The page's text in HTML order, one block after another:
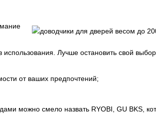
Лучше остановить свой
от ваших предпочтений;
можно смело назвать RYOBI, GU BKS,